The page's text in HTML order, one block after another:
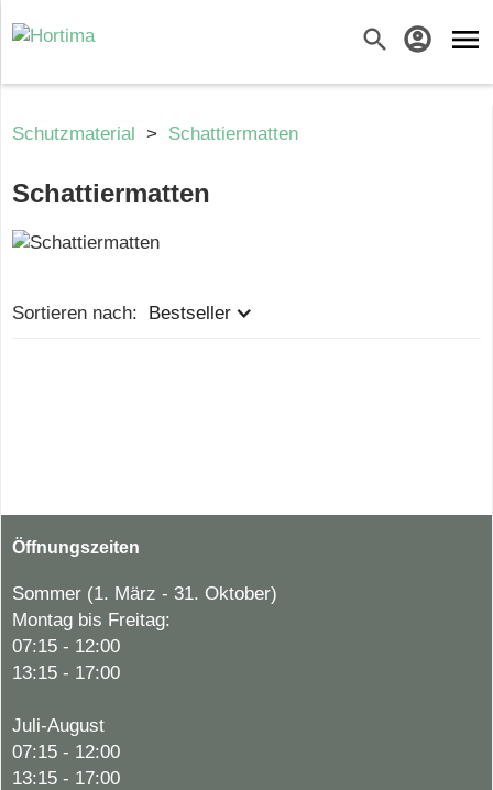
search account_circle menu
Schutzmaterial > Schattiermatten
Schattiermatten
Sortieren nach: Bestseller
Öffnungszeiten
Sommer (1. März - 31. Oktober)
Montag bis Freitag:
07:15 - 12:00
13:15 - 17:00
Juli-August
07:15 - 12:00
13:15 - 17:00